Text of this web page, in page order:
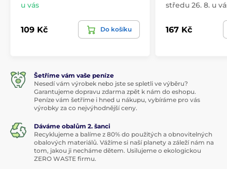
u vás
109 Kč Do košíku
středu 26. 8. u
167 Kč
Šetříme vám vaše peníze
Nesedí vám výrobek nebo jste se spletli ve výběru?
Garantujeme dopravu zdarma zpět k nám do eshopu.
Peníze vám šetříme i hned u nákupu, vybíráme pro vás
výrobky za co nejvýhodnější ceny.
Dáváme obalům 2. šanci
Recyklujeme a balíme z 80% do použitých a obnovitelných
obalových materiálů. Vážíme si naší planety a záleží nám na
tom, jakou ji necháme dětem. Usilujeme o ekologickou
ZERO WASTE firmu.